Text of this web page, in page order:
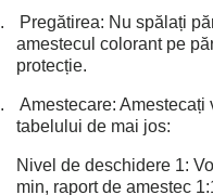
Pregătirea: Nu spălați
amestecul colorant pe
protecție.
Amestecare:
tabelului de mai jos:
Nivel de deschidere 1:
min, raport de amestec